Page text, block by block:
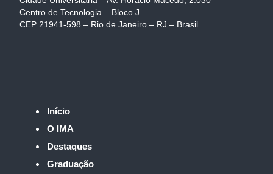
Centro de Tecnologia – Bloco J
CEP 21941-598 – Rio de Janeiro – RJ – Brasil
Início
O IMA
Destaques
Graduação